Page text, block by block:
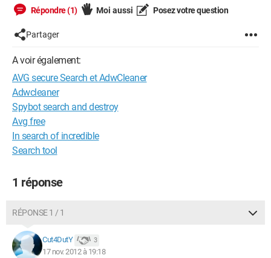
Pack 1 (64 bits)
# Nom d'utilisateur : Vernhes - VERNHES-ASUS
# Mode de démarrage : Normal
# Exécuté depuis : C:\Users\Vernhes\Desktop\adwcleaner.exe
# Option [Suppression]
***** [Services] *****
***** [Fichiers / Dossiers] *****
Supprimé au redémarrage : C:\Program Files (x86)\Common
Files\AVG Secure Search
***** [Navigateurs] *****
-\\ Internet Explorer v9.0.8112.16421
[OK] Le registre ne contient aucune entrée illégitime.
Répondre (1) Moi aussi Posez votre question
Partager
A voir également:
AVG secure Search et AdwCleaner
Adwcleaner
Spybot search and destroy
Avg free
In search of incredible
Search tool
1 réponse
RÉPONSE 1 / 1
Cut4DutY 3
17 nov. 2012 à 19:18